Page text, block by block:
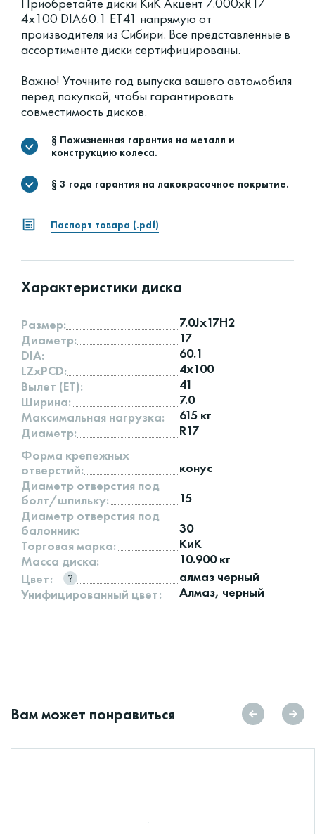
4x100 DIA60.1 ET41 напрямую от
производителя из Сибири. Все представленные в
ассортименте диски сертифицированы.
Важно! Уточните год выпуска вашего автомобиля
перед покупкой, чтобы гарантировать
совместимость дисков.
§ Пожизненная гарантия на металл и
конструкцию колеса.
§ 3 года гарантия на лакокрасочное покрытие.
Паспорт товара (.pdf)
Характеристики диска
Размер:
7.0Jx17H2
Диаметр:
17
DIA:
60.1
LZxPCD:
4x100
Вылет (ET):
41
Ширина:
7.0
Максимальная нагрузка:
615 кг
Диаметр:
R17
Форма крепежных
отверстий:
конус
Диаметр отверстия под
болт/шпильку:
15
Диаметр отверстия под
балонник:
30
Торговая марка:
КиК
Масса диска:
10.900 кг
Цвет:
алмаз черный
Унифицированный цвет:
Алмаз, черный
Вам может понравиться